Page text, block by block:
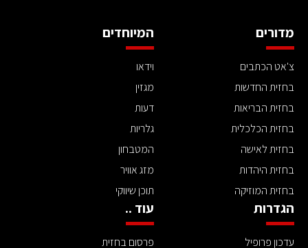
מדורים
צ'אט הכתבים
בחזית החדשות
בחזית הבריאות
בחזית הכלכלית
בחזית לאישה
בחזית היהדות
בחזית המוזיקה
המיוחדים
וידאו
מגזין
דעות
גלריות
המטבחון
מזג אוויר
תוכן שיווקי
הגדרות
עדכון פרופיל
עוד ..
פרסום בחזית